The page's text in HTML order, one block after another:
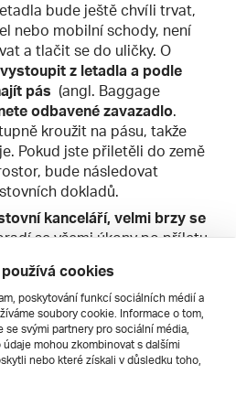
bude ještě chvíli trvat,
nebo mobilní schody, není
a tlačit se do uličky. O
z letadla a podle
pás (angl. Baggage
odbavené zavazadlo.
kroužit na pásu, takže
Pokud jste přiletěli do země
bude následovat
dokladů.
kanceláří, velmi brzy se
se všemi úkony po příletu
minibusy), který
jiné ubytovací kapacity.
seznamují klienty se
o zemi, pobytu a předávají
cookies
poskytování funkcí sociálních médií a
soubory cookie. Informace o tom,
se svými partnery pro sociální média,
mohou zkombinovat s dalšími
nebo které získali v důsledku toho,